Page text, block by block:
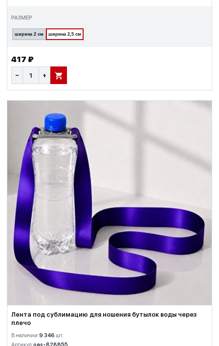
РАЗМЕР
ширина 2 см ширина 2,5 см
417 ₽
− + В КОРЗИНУ
Лента под сублимацию для ношения бутылок воды через
плечо
В наличии:9 346 шт.